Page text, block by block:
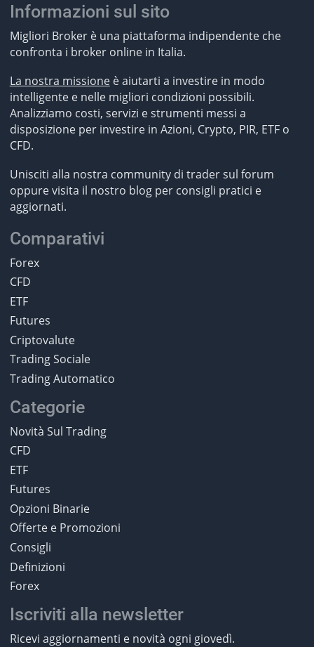
Informazioni sul sito
Migliori Broker è una piattaforma indipendente che
confronta i broker online in Italia.
La nostra missioneè aiutarti a investire in modo
intelligente e nelle migliori condizioni possibili.
Analizziamo costi, servizi e strumenti messi a
disposizione per investire in Azioni, Crypto, PIR, ETF o
CFD.
Unisciti alla nostra community di trader sul forum
oppure visita il nostro blog per consigli pratici e
aggiornati.
Comparativi
Forex
CFD
ETF
Futures
Criptovalute
Trading Sociale
Trading Automatico
Categorie
Novità Sul Trading
CFD
ETF
Futures
Opzioni Binarie
Offerte e Promozioni
Consigli
Definizioni
Forex
Iscriviti alla newsletter
Ricevi aggiornamenti e novità ogni giovedì.